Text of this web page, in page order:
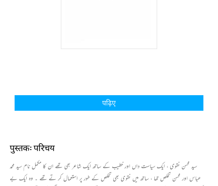
पढ़िए
पुस्तक: परिचय
سید محسن نقوی ، ایک سیاست داں اور خطیب کے ساتھ ایک شاعر بھی تھے ان کا مکمل نام سید محمد
عباس اور محسن تخلص تھا ، ساتھ میں نقوی بھی تخلص کے طور پر استعمال کر تے تھے ۔ وہ ایک بے